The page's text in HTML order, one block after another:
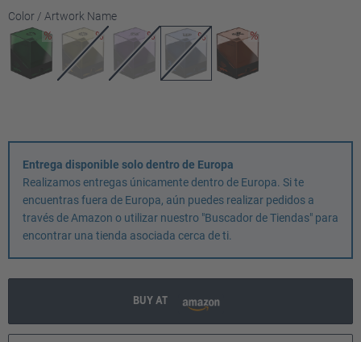
Seleccione
Color / Artwork Name
Entrega disponible solo dentro de Europa
Realizamos entregas únicamente dentro de Europa. Si te
encuentras fuera de Europa, aún puedes realizar pedidos a
través de Amazon o utilizar nuestro "Buscador de Tiendas" para
encontrar una tienda asociada cerca de ti.
BUY AT